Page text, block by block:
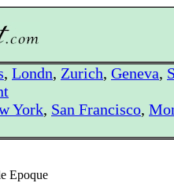
, Londn, Zurich, Geneva,
York, San Francisco,
Epoque